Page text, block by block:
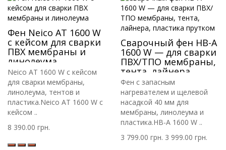
Фен Neico AT 1600 W
с кейсом для сварки
ПВХ мембраны и
линолеума
Neico AT 1600 W с кейсом
для сварки мембраны,
линолеума, тентов и
пластика.Neico AT 1600 W с
кейсом ..
8 390.00 грн.
Сварочный фен HB-A
1600 W — для сварки
ПВХ/ТПО мембраны,
тента, лайнера,
пластика прутком
Фен с запасным
нагревателем и щелевой
насадкой 40 мм для
мембраны, линолеума и
пластика.HB-A 1600 W ..
3 799.00 грн. 3 999.00 грн.